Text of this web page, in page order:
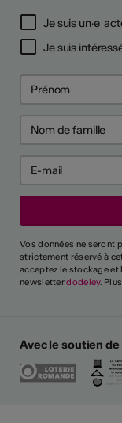
Je suis un·e
Je suis
Vos données ne seront
strictement réservé à
acceptez le stockage
newsletterdodeley.
Avec le soutien de